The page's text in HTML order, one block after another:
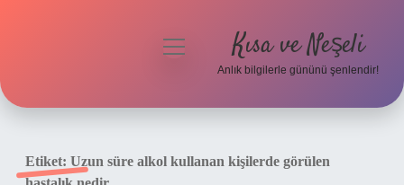
menüyü
Kısa ve Neşeli
Anlık bilgilerle gününü şenlendir!
Etiket: Uzun süre alkol kullanan kişilerde görülen